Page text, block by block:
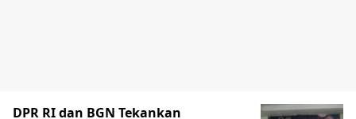
DPR RI dan BGN Tekankan